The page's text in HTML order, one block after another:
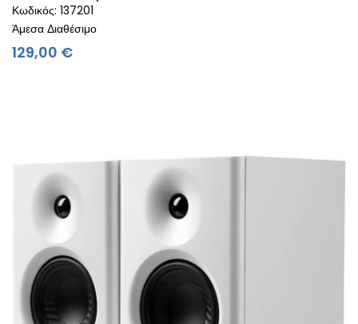
Κωδικός: 137201
Άμεσα Διαθέσιμο
129,00 €Τιμή